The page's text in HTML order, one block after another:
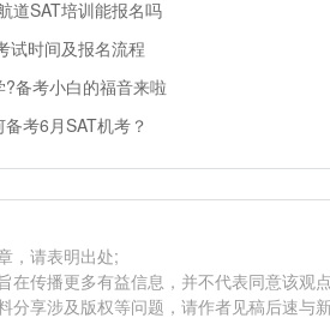
道SAT培训能报名吗
试时间及报名流程
备考小白的福音来啦
考6月SAT机考？
，请表明出处;
在传播更多有益信息，并不代表同意该观
分享涉及版权等问题，请作者见稿后速